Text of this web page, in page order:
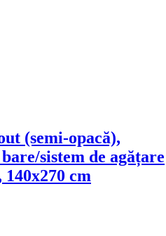
(semi-opacă),
sistem de agățare
cm